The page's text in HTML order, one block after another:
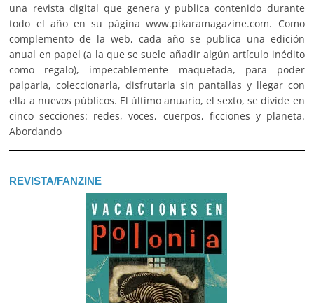
una revista digital que genera y publica contenido durante
todo el año en su página www.pikaramagazine.com. Como
complemento de la web, cada año se publica una edición
anual en papel (a la que se suele añadir algún artículo inédito
como regalo), impecablemente maquetada, para poder
palparla, coleccionarla, disfrutarla sin pantallas y llegar con
ella a nuevos públicos. El último anuario, el sexto, se divide en
cinco secciones: redes, voces, cuerpos, ficciones y planeta.
Abordando
REVISTA/FANZINE